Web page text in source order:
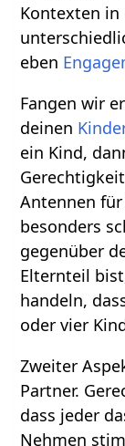
Kontexten in
eben
Fangen wir
deinen
ein Kind,
Antennen
besonders
gegenüber
Elternteil
handeln,
oder vier
Zweiter
Partner.
dass jeder
Nehmen